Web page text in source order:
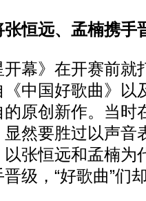
恒远、孟楠携手
》在开赛前就
中国好歌曲》以
的原创新作。当
显然要胜过以声
张恒远和孟楠为
级，“好歌曲”们